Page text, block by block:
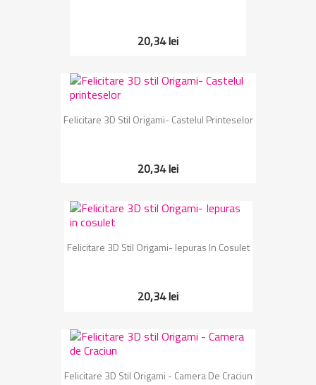
20,34 lei
Felicitare 3D Stil Origami- Castelul Printeselor
20,34 lei
Felicitare 3D Stil Origami- Iepuras In Cosulet
20,34 lei
Felicitare 3D Stil Origami - Camera De Craciun